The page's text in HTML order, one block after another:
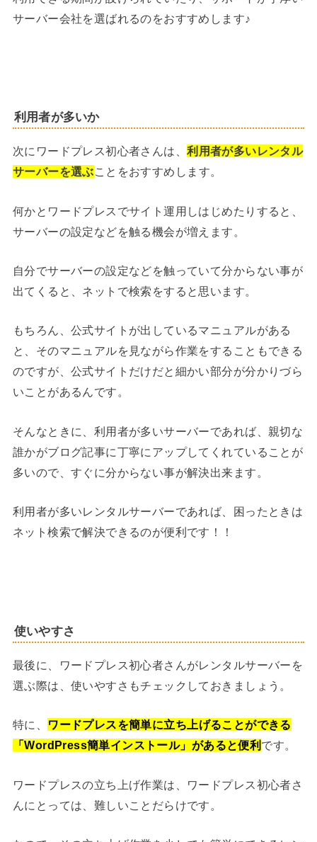
サーバー会社を選ばれるのをおすすめします♪
利用者が多いか
次にワードプレス初心者さんは、利用者が多いレンタル
サーバーを選ぶことをおすすめします。
何かとワードプレスでサイト運用しはじめたりすると、
サーバーの設定などを触る機会が増えます。
自分でサーバーの設定などを触っていて分からない事が
出てくると、ネットで検索をすると思います。
もちろん、公式サイトが出しているマニュアルがある
と、そのマニュアルを見ながら作業をすることもできる
のですが、公式サイトだけだと細かい部分が分かりづら
いことがあるんです。
そんなときに、利用者が多いサーバーであれば、親切な
誰かがブログ記事に丁寧にアップしてくれていることが
多いので、すぐに分からない事が解決出来ます。
利用者が多いレンタルサーバーであれば、困ったときは
ネット検索で解決できるのが便利です！！
使いやすさ
最後に、ワードプレス初心者さんがレンタルサーバーを
選ぶ際は、使いやすさもチェックしておきましょう。
特に、
ワードプレスを簡単に立ち上げることができる
「WordPress簡単インストール」があると便利 です。
ワードプレスの立ち上げ作業は、ワードプレス初心者さ
んにとっては、難しいことだらけです。